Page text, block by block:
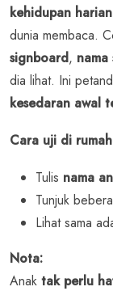
kehidupan harian
dunia membaca.
signboard,
dia lihat. Ini
kesedaran awal
Cara uji di
Tulis nama
Tunjuk
Lihat sama
Nota:
Anak tak perlu